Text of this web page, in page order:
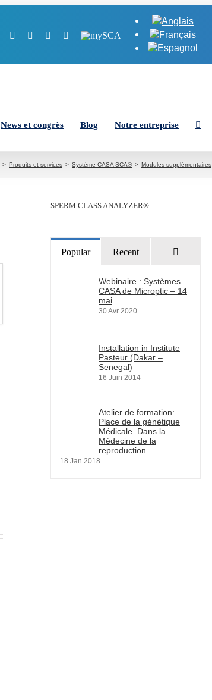
Facebook YouTubeLinkedInInstagram
MySCA
News et congrès Blog Notre entreprise
Produits et services Système CASA SCA® Modules supplémentaires
SPERM CLASS ANALYZER®
Popular Recent
Webinaire : Systèmes
CASA de Microptic – 14
mai
30 Avr 2020
Installation in Institute
Pasteur (Dakar –
Senegal)
16 Juin 2014
Atelier de formation:
Place de la génétique
Médicale. Dans la
Médecine de la
reproduction.
18 Jan 2018